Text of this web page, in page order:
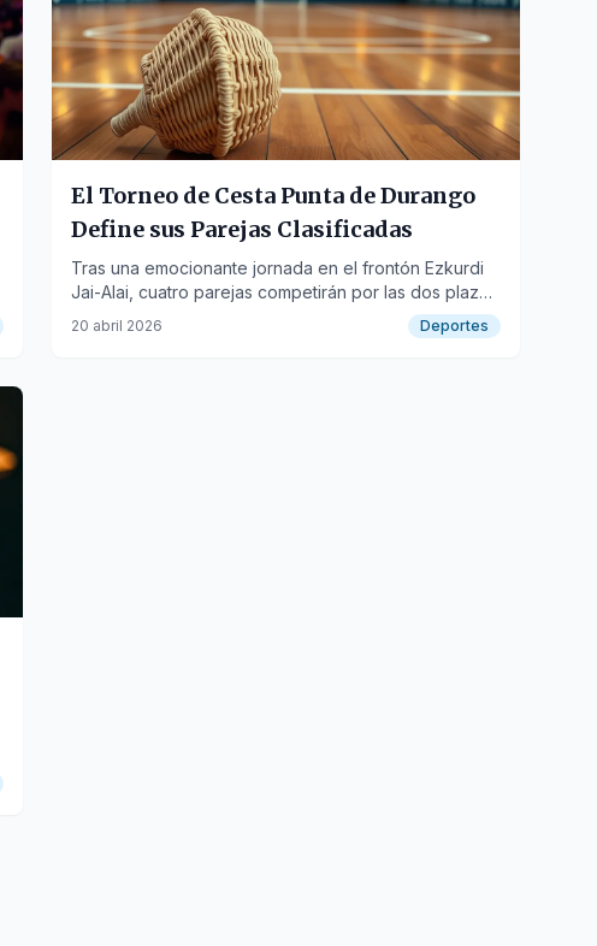
El Torneo de Cesta Punta de Durango
Define sus Parejas Clasificadas
Tras una emocionante jornada en el frontón Ezkurdi
Jai-Alai, cuatro parejas competirán por las dos plazas
restantes para la siguiente fase.
20 abril 2026 Deportes